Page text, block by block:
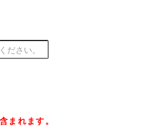
まれます。